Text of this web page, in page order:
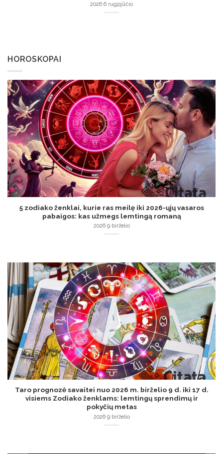
2026 6 rugpjūčio
HOROSKOPAI
5 zodiako ženklai, kurie ras meilę iki 2026-ųjų vasaros
pabaigos: kas užmegs lemtingą romaną
2026 9 birželio
Taro prognozė savaitei nuo 2026 m. birželio 9 d. iki 17 d.
visiems Zodiako ženklams: lemtingų sprendimų ir
pokyčių metas
2026 9 birželio